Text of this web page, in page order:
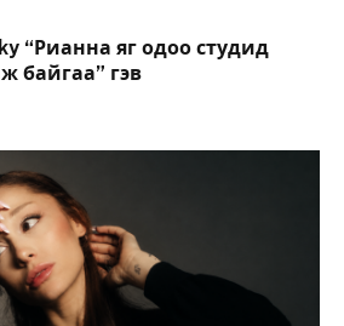
“Рианна яг одоо студид
байгаа” гэв